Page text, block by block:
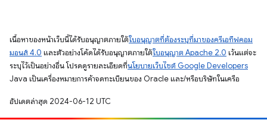
เนื้อหาของหน้าเว็บนี้ได้รับอนุญาตภายใต้ใบอนุญาตที่ต้องระบุที่มาของครีเอทีฟคอม
มอนส์ 4.0 และตัวอย่างโค้ดได้รับอนุญาตภายใต้ใบอนุญาต Apache 2.0 เว้นแต่จะ
ระบุไว้เป็นอย่างอื่น โปรดดูรายละเอียดที่นโยบายเว็บไซต์ Google Developers
Java เป็นเครื่องหมายการค้าจดทะเบียนของ Oracle และ/หรือบริษัทในเครือ
อัปเดตล่าสุด 2024-06-12 UTC